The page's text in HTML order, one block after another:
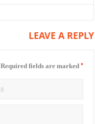
LEAVE A REPLY
Required fields are marked *